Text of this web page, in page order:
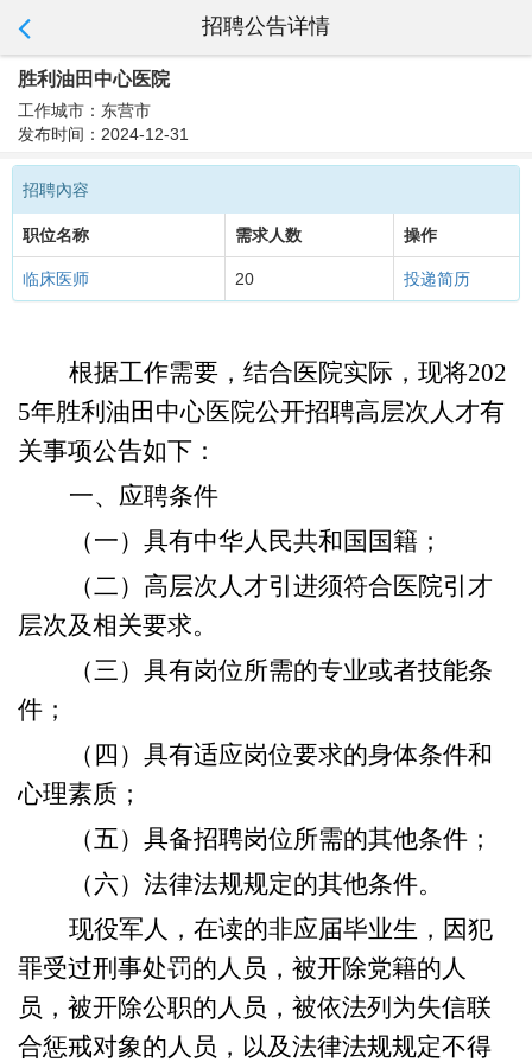
招聘公告详情
胜利油田中心医院
工作城市：东营市
发布时间：2024-12-31
招聘內容
职位名称 需求人数 操作
临床医师 20 投递简历
根据工作需要，结合医院实际，现将202
5年胜利油田中心医院公开招聘高层次人才有
关事项公告如下：
一、应聘条件
（一） 具有中华人民共和国国籍 ；
（二） 高层次人才引进须符合医院引才
层次及相关要求。
（三）具有岗位所需的专业或者技能条
件；
（ 四 ）具有适应岗位要求的身体条件和
心理素质；
（五） 具备招聘岗位所需的其他条件 ；
（六）法律法规规定的其他条件。
现役军人，在读的非应届毕业生，因犯
罪受过刑事处罚的人员，被开除党籍的人
员，被开除公职的人员，被依法列为失信联
合惩戒对象的人员，以及法律法规规定不得